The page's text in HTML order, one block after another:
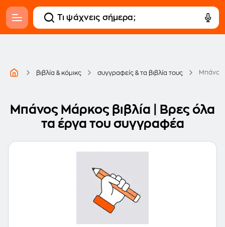
βιβλία & κόμικς συγγραφείς & τα βιβλία τους Μπάνος
Μπάνος Μάρκος βιβλία | Βρες όλα
τα έργα του συγγραφέα